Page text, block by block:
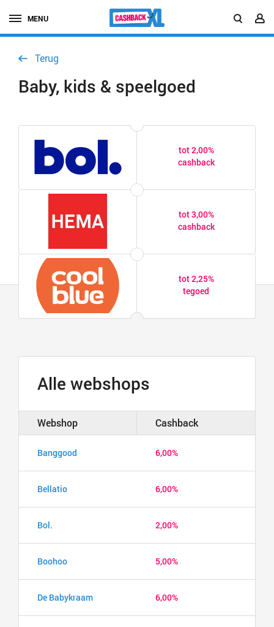
MENU
Terug
Baby, kids & speelgoed
tot 2,00%
cashback
tot 3,00%
cashback
tot 2,25%
tegoed
Alle webshops
Webshop Cashback
Banggood 6,00%
Bellatio 6,00%
Bol. 2,00%
Boohoo 5,00%
De Babykraam 6,00%